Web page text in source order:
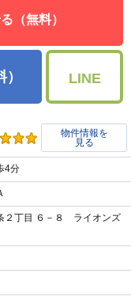
（無料）
LINE
物件情報を
見る
4分
２丁目 ６－８ ライオンズ